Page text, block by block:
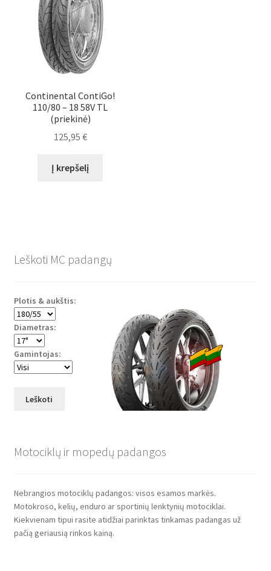
Continental ContiGo!
110/80 – 18 58V TL
(priekinė)
125,95 €
Į krepšelį
Leškoti MC padangų
Plotis & aukštis:
Diametras:
Gamintojas:
Leškoti
Motociklų ir mopedų padangos
Nebrangios motociklų padangos: visos esamos markės.
Motokroso, kelių, enduro ar sportinių lenktynių motociklai.
Kiekvienam tipui rasite atidžiai parinktas tinkamas padangas už
pačią geriausią rinkos kainą.